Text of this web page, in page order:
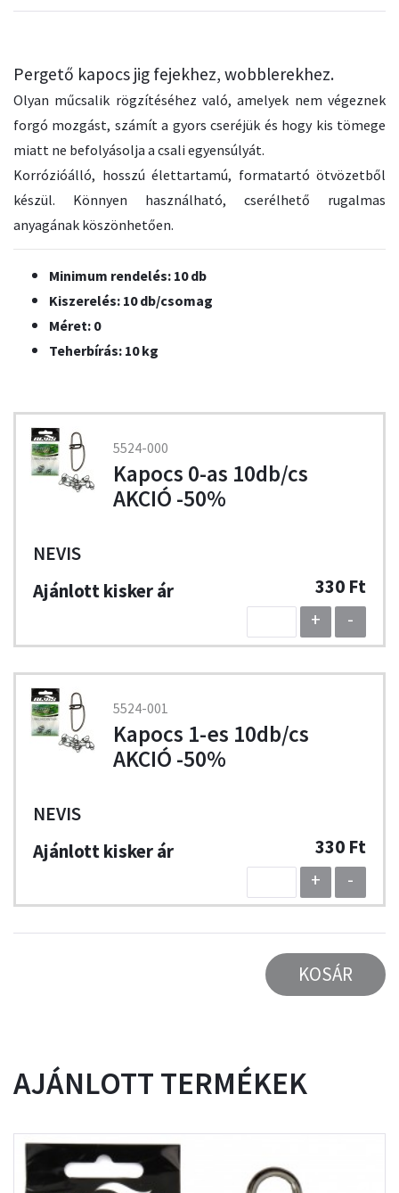
Pergető kapocs jig fejekhez, wobblerekhez.
Olyan műcsalik rögzítéséhez való, amelyek nem végeznek
forgó mozgást, számít a gyors cseréjük és hogy kis tömege
miatt ne befolyásolja a csali egyensúlyát.
Korrózióálló, hosszú élettartamú, formatartó ötvözetből
készül. Könnyen használható, cserélhető rugalmas
anyagának köszönhetően.
Minimum rendelés: 10 db
Kiszerelés: 10 db/csomag
Méret: 0
Teherbírás: 10 kg
5524-000
Kapocs 0-as 10db/cs
AKCIÓ -50%
NEVIS
330 Ft
+
-
5524-001
Kapocs 1-es 10db/cs
AKCIÓ -50%
NEVIS
330 Ft
+
-
KOSÁR
AJÁNLOTT TERMÉKEK